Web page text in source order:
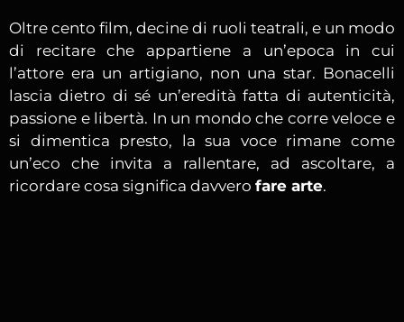
Oltre cento film, decine di ruoli teatrali, e un modo
di recitare che appartiene a un’epoca in cui
l’attore era un artigiano, non una star. Bonacelli
lascia dietro di sé un’eredità fatta di autenticità,
passione e libertà. In un mondo che corre veloce e
si dimentica presto, la sua voce rimane come
un’eco che invita a rallentare, ad ascoltare, a
ricordare cosa significa davvero fare arte.